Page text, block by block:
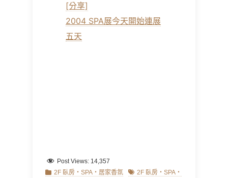
[分享]
2004 SPA展今天開始連展
五天
Post Views: 14,357
Categories
2F 臥房‧SPA‧居家香氛 Tags2F 臥房‧SPA‧